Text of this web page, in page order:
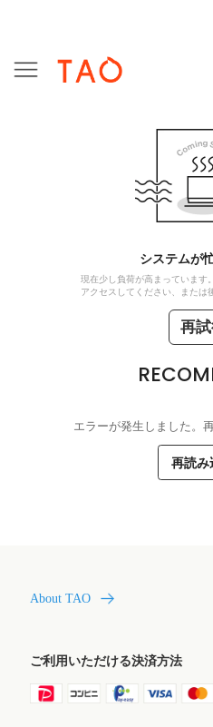
システムが
現在少し負荷が高まっています
アクセスしてください、または
再
エラーが発生しました。
再読み
About TAO
ご利用いただける決済方法